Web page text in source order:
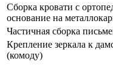
Сборка кровати с
основание на
Частичная сборка
Крепление зеркала к
(комоду)